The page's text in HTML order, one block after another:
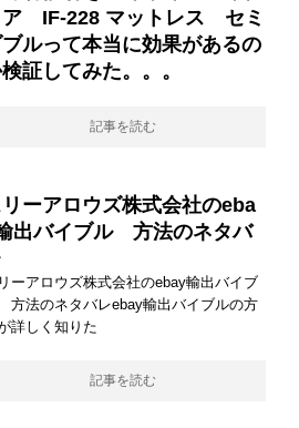
ア IF-228 マットレス セミ
ルって本当に効果があるの
証してみた。。。
記事を読む
ーアロウズ株式会社のeba
出バイブル 方法のネタバ
ーアロウズ株式会社のebay輸出バイブ
法のネタバレebay輸出バイブルの方
詳しく知りた
記事を読む